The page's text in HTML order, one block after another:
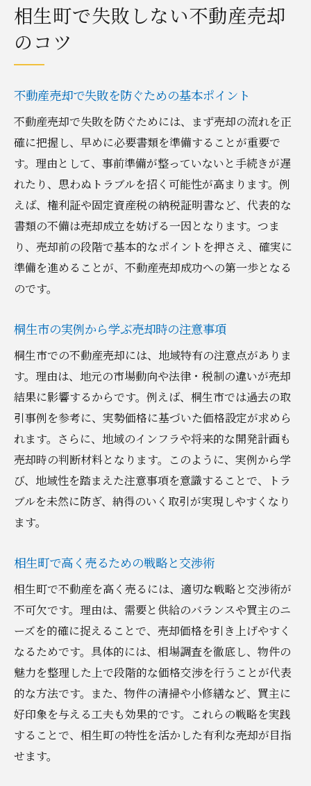
相生町で失敗しない不動産売却
のコツ
不動産売却で失敗を防ぐための基本ポイント
不動産売却で失敗を防ぐためには、まず売却の流れを正
確に把握し、早めに必要書類を準備することが重要で
す。理由として、事前準備が整っていないと手続きが遅
れたり、思わぬトラブルを招く可能性が高まります。例
えば、権利証や固定資産税の納税証明書など、代表的な
書類の不備は売却成立を妨げる一因となります。つま
り、売却前の段階で基本的なポイントを押さえ、確実に
準備を進めることが、不動産売却成功への第一歩となる
のです。
桐生市の実例から学ぶ売却時の注意事項
桐生市での不動産売却には、地域特有の注意点がありま
す。理由は、地元の市場動向や法律・税制の違いが売却
結果に影響するからです。例えば、桐生市では過去の取
引事例を参考に、実勢価格に基づいた価格設定が求めら
れます。さらに、地域のインフラや将来的な開発計画も
売却時の判断材料となります。このように、実例から学
び、地域性を踏まえた注意事項を意識することで、トラ
ブルを未然に防ぎ、納得のいく取引が実現しやすくなり
ます。
相生町で高く売るための戦略と交渉術
相生町で不動産を高く売るには、適切な戦略と交渉術が
不可欠です。理由は、需要と供給のバランスや買主のニ
ーズを的確に捉えることで、売却価格を引き上げやすく
なるためです。具体的には、相場調査を徹底し、物件の
魅力を整理した上で段階的な価格交渉を行うことが代表
的な方法です。また、物件の清掃や小修繕など、買主に
好印象を与える工夫も効果的です。これらの戦略を実践
することで、相生町の特性を活かした有利な売却が目指
せます。